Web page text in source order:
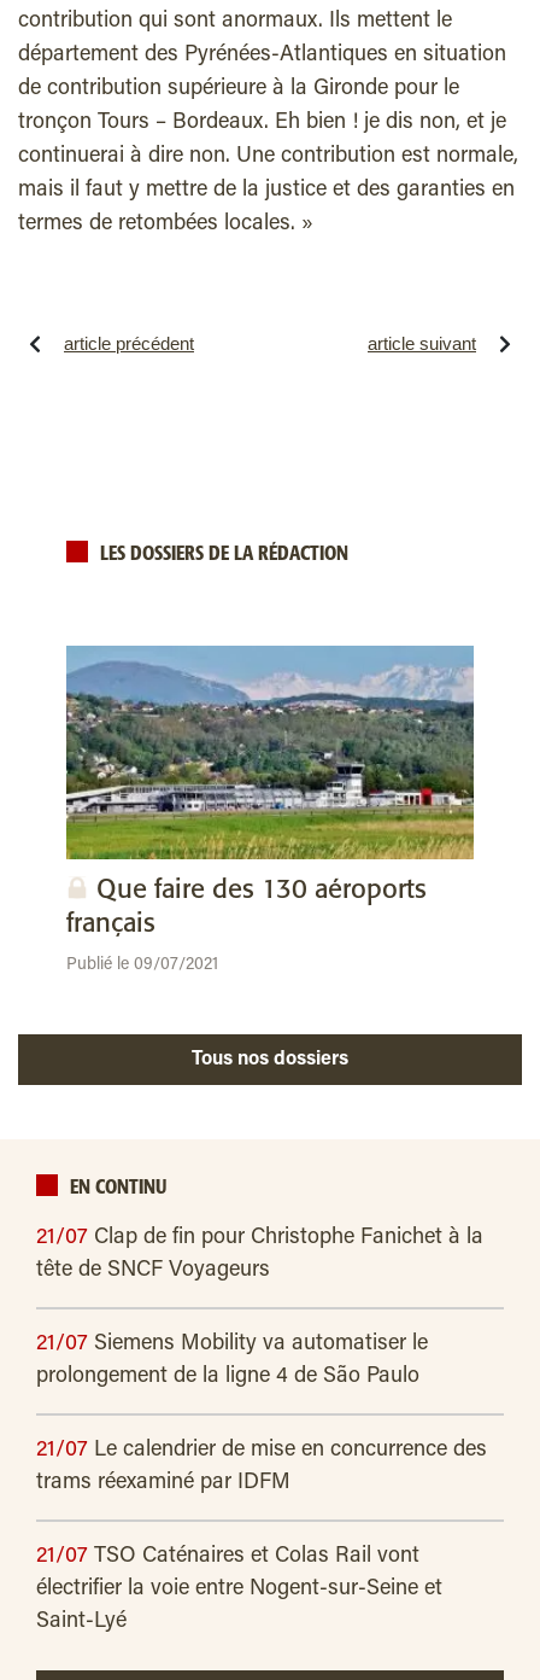
contribution qui sont anormaux. Ils mettent le
département des Pyrénées-Atlantiques en situation
de contribution supérieure à la Gironde pour le
tronçon Tours – Bordeaux. Eh bien ! je dis non, et je
continuerai à dire non. Une contribution est normale,
mais il faut y mettre de la justice et des garanties en
termes de retombées locales. »
article précédent article suivant
LES DOSSIERS DE LA RÉDACTION
Que faire des 130 aéroports
français
Publié le 09/07/2021
Tous nos dossiers
EN CONTINU
21/07 Clap de fin pour Christophe Fanichet à la
tête de SNCF Voyageurs
21/07 Siemens Mobility va automatiser le
prolongement de la ligne 4 de São Paulo
21/07 Le calendrier de mise en concurrence des
trams réexaminé par IDFM
21/07 TSO Caténaires et Colas Rail vont
électrifier la voie entre Nogent-sur-Seine et
Saint-Lyé